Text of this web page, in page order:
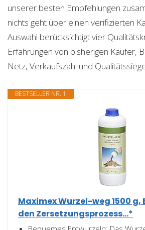
unserer besten Empfehlungen
nichts geht über einen verifizierten
Auswahl berücksichtigt vier
Erfahrungen von bisherigen Käufer,
Netz, Verkaufszahl und
BESTSELLER NR. 1
Maximex Wurzel-weg 1500
den Zersetzungsprozess...*